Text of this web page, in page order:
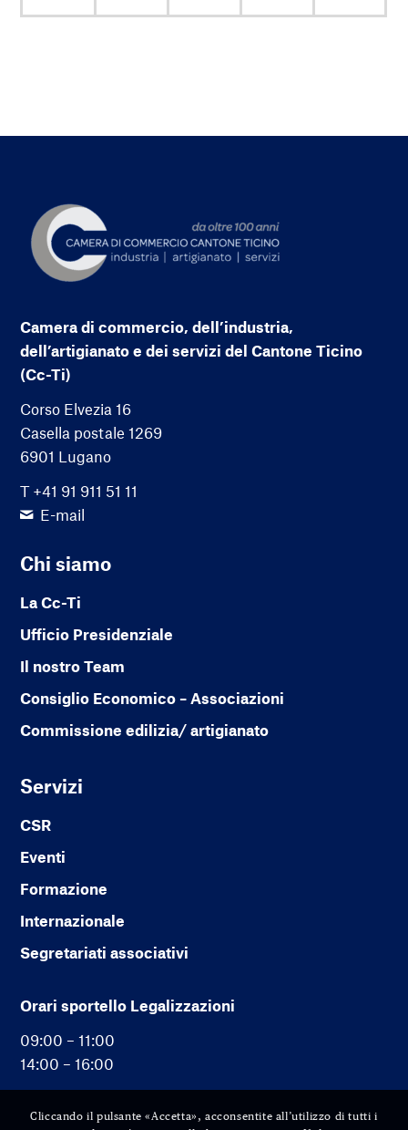
Camera di commercio, dell’industria,
dell’artigianato e dei servizi del Cantone Ticino
(Cc-Ti)
Corso Elvezia 16
Casella postale 1269
6901 Lugano
T +41 91 911 51 11
E-mail
Chi siamo
La Cc-Ti
Ufficio Presidenziale
Il nostro Team
Consiglio Economico – Associazioni
Commissione edilizia/ artigianato
Servizi
CSR
Eventi
Formazione
Internazionale
Segretariati associativi
Orari sportello Legalizzazioni
09:00 – 11:00
14:00 – 16:00
Cliccando il pulsante «Accetta», acconsentite all’utilizzo di tutti i